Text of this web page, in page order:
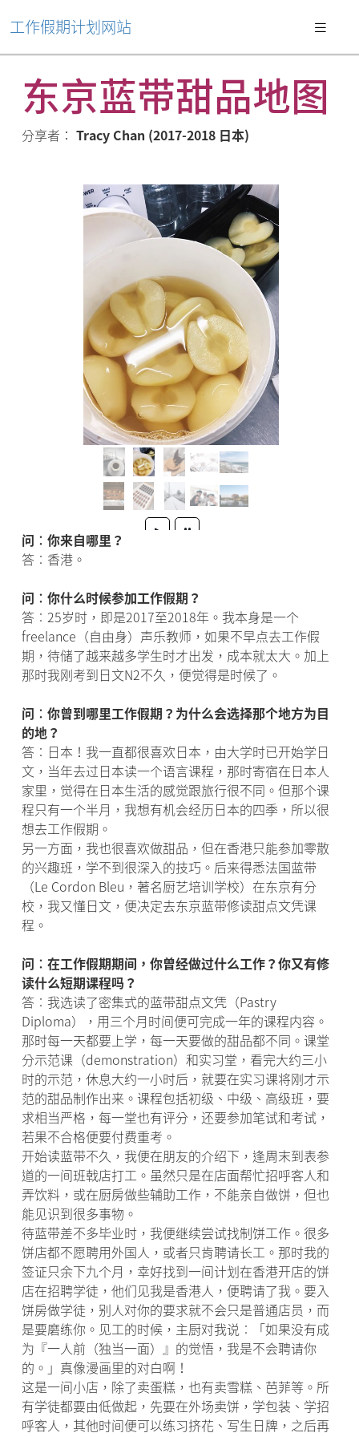
工作假期计划网站
东京蓝带甜品地图
分享者： Tracy Chan (2017-2018 日本)
问︰你来自哪里？
答︰香港。
问︰你什么时候参加工作假期？
答︰25岁时，即是2017至2018年。我本身是一个
freelance（自由身）声乐教师，如果不早点去工作假
期，待储了越来越多学生时才出发，成本就太大。加上
那时我刚考到日文N2不久，便觉得是时候了。
问︰你曾到哪里工作假期？为什么会选择那个地方为目
的地？
答︰日本！我一直都很喜欢日本，由大学时已开始学日
文，当年去过日本读一个语言课程，那时寄宿在日本人
家里，觉得在日本生活的感觉跟旅行很不同。但那个课
程只有一个半月，我想有机会经历日本的四季，所以很
想去工作假期。
另一方面，我也很喜欢做甜品，但在香港只能参加零散
的兴趣班，学不到很深入的技巧。后来得悉法国蓝带
（Le Cordon Bleu，著名厨艺培训学校）在东京有分
校，我又懂日文，便决定去东京蓝带修读甜点文凭课
程。
问︰在工作假期期间，你曾经做过什么工作？你又有修
读什么短期课程吗？
答︰我选读了密集式的蓝带甜点文凭（Pastry
Diploma），用三个月时间便可完成一年的课程内容。
那时每一天都要上学，每一天要做的甜品都不同。课堂
分示范课（demonstration）和实习堂，看完大约三小
时的示范，休息大约一小时后，就要在实习课将刚才示
范的甜品制作出来。课程包括初级、中级、高级班，要
求相当严格，每一堂也有评分，还要参加笔试和考试，
若果不合格便要付费重考。
开始读蓝带不久，我便在朋友的介绍下，逢周末到表参
道的一间班戟店打工。虽然只是在店面帮忙招呼客人和
弄饮料，或在厨房做些辅助工作，不能亲自做饼，但也
能见识到很多事物。
待蓝带差不多毕业时，我便继续尝试找制饼工作。很多
饼店都不愿聘用外国人，或者只肯聘请长工。那时我的
签证只余下九个月，幸好找到一间计划在香港开店的饼
店在招聘学徒，他们见我是香港人，便聘请了我。要入
饼房做学徒，别人对你的要求就不会只是普通店员，而
是要磨练你。见工的时候，主厨对我说︰「如果没有成
为『一人前（独当一面）』的觉悟，我是不会聘请你
的。」真像漫画里的对白啊！
这是一间小店，除了卖蛋糕，也有卖雪糕、芭菲等。所
有学徒都要由低做起，先要在外场卖饼，学包装、学招
呼客人，其他时间便可以练习挤花、写生日牌，之后再